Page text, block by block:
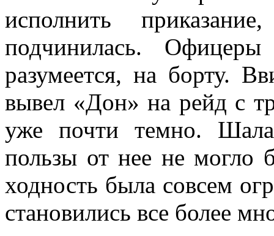
исполнить
подчинилась. Офицеры
разумеется, на борту.
вывел «Дон» на рейд с
уже почти темно.
пользы от нее не могло
ходность была совсем
становились все более